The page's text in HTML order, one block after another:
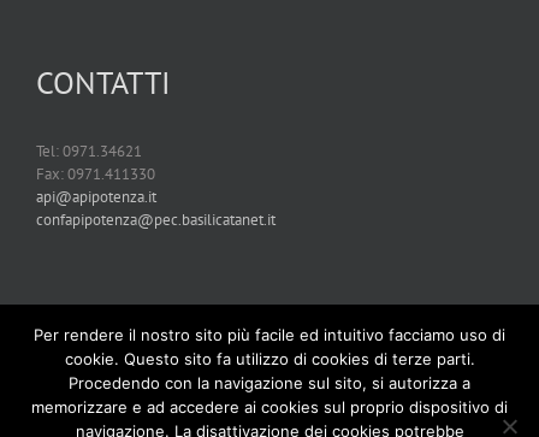
CONTATTI
Tel: 0971.34621
Fax: 0971.411330
api@apipotenza.it
confapipotenza@pec.basilicatanet.it
Per rendere il nostro sito più facile ed intuitivo facciamo uso di
cookie. Questo sito fa utilizzo di cookies di terze parti.
Procedendo con la navigazione sul sito, si autorizza a
memorizzare e ad accedere ai cookies sul proprio dispositivo di
navigazione. La disattivazione dei cookies potrebbe